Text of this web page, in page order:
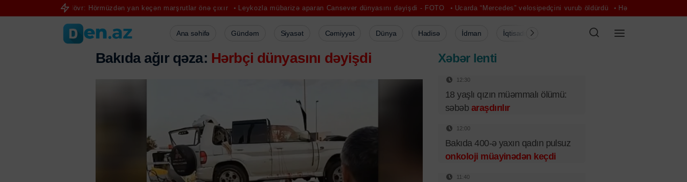
yeni dövr: Hörmüzdən yan keçən marşrutlar önə çıxır Leykozla mübarizə aparan Cansever dünyasını dəyişdi - FOTO Ucarda “Mercedes” velosipedçini vurub öldürdü Hərbçiləri daşıyan avtobus
Ana səhifə Gündəm Siyasət Cəmiyyət Dünya Hadisə İdman İqtisadiyyat Şou-biznes Müsahibə
Bakıda ağır qəza: Hərbçi dünyasını dəyişdi Xəbər lenti
12:30
18 yaşlı qızın müəmmalı ölümü:
səbəb araşdırılır
12:00
Bakıda 400-ə yaxın qadın pulsuz
onkoloji müayinədən keçdi
11:40